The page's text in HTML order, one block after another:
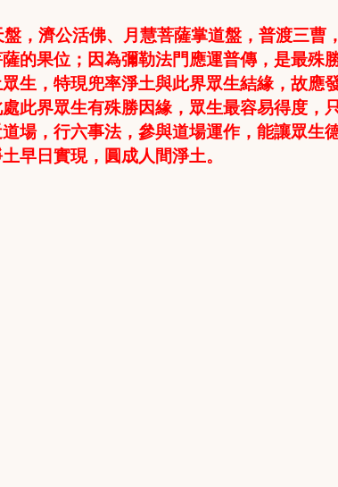
，濟公活佛、月慧菩薩掌道盤，普渡三曹
的果位；因為彌勒法門應運普傳，是最殊
生，特現兜率淨土與此界眾生結緣，故應
此界眾生有殊勝因緣，眾生最容易得度，
場，行六事法，參與道場運作，能讓眾生
早日實現，圓成人間淨土。